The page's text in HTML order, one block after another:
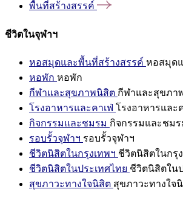
พื้นที่สร้างสรรค์
ชีวิตในจุฬาฯ
หอสมุดและพื้นที่สร้างสรรค์ หอสมุด
หอพัก หอพัก
กีฬาและสุขภาพนิสิต กีฬาและสุขภา
โรงอาหารและคาเฟ่ โรงอาหารและ
กิจกรรมและชมรม กิจกรรมและชมร
รอบรั้วจุฬาฯ รอบรั้วจุฬาฯ
ชีวิตนิสิตในกรุงเทพฯ ชีวิตนิสิตในกรุ
ชีวิตนิสิตในประเทศไทย ชีวิตนิสิตใน
สุขภาวะทางใจนิสิต สุขภาวะทางใจ